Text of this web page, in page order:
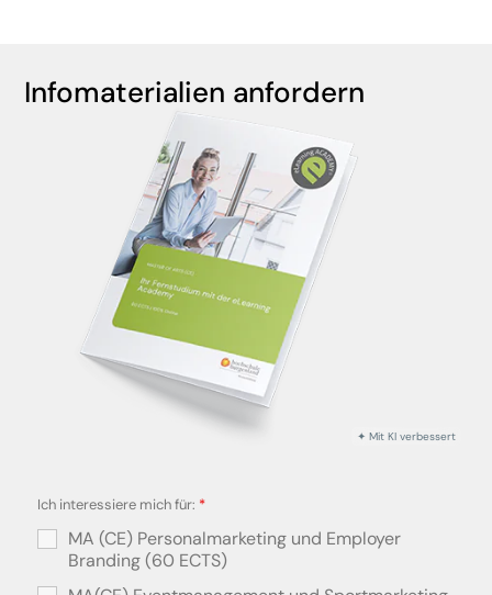
Infomaterialien anfordern
Ich interessiere mich für: *
MA (CE) Personalmarketing und Employer
Branding (60 ECTS)